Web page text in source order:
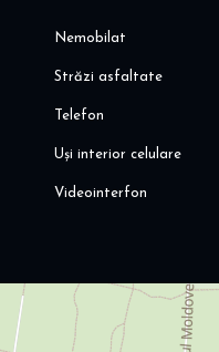
Nemobilat
Străzi asfaltate
Telefon
Uși interior celulare
Videointerfon